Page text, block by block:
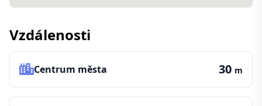
Vzdálenosti
Centrum města 30 m